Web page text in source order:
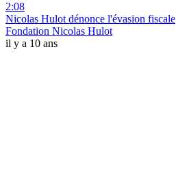
2:08
Nicolas Hulot dénonce l'évasion fiscale
Fondation Nicolas Hulot
il y a 10 ans